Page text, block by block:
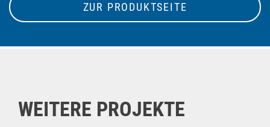
ZUR PRODUKTSEITE
WEITERE PROJEKTE